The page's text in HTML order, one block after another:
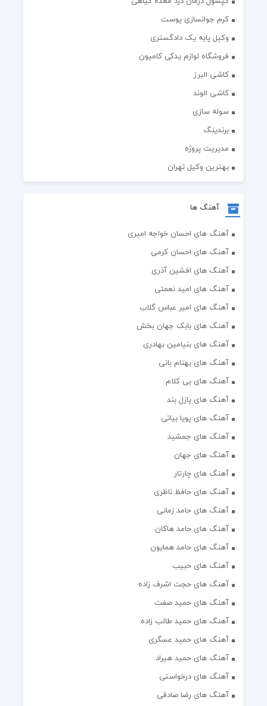
کرم جوانسازی پوست
وکیل پایه یک دادگستری
فروشگاه لوازم یدکی کامیون
کاشی البرز
کاشی الوند
سوله سازی
برندینگ
مدیریت پروژه
بهترین وکیل تهران
آهنگ ها
آهنگ های احسان خواجه امیری
آهنگ های احسان کرمی
آهنگ های افشین آذری
آهنگ های امید نعمتی
آهنگ های امیر عباس گلاب
آهنگ های بابک جهان بخش
آهنگ های بنیامین بهادری
آهنگ های بهنام بانی
آهنگ های بی کلام
آهنگ های پازل بند
آهنگ های پویا بیاتی
آهنگ های جمشید
آهنگ های جهان
آهنگ های چارتار
آهنگ های حافظ ناظری
آهنگ های حامد زمانی
آهنگ های حامد هاکان
آهنگ های حامد همایون
آهنگ های حبیب
آهنگ های حجت اشرف زاده
آهنگ های حمید صفت
آهنگ های حمید طالب زاده
آهنگ های حمید عسگری
آهنگ های حمید هیراد
آهنگ های درخواستی
آهنگ های رضا صادقی